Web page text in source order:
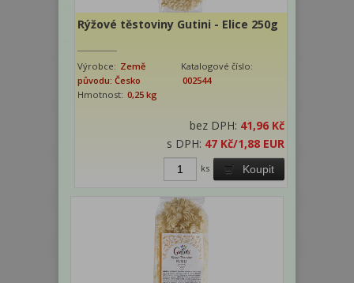
Rýžové těstoviny Gutini - Elice 250g
Výrobce: Země
původu: Česko
Katalogové číslo:
002544
Hmotnost: 0,25 kg
bez DPH: 41,96 Kč
s DPH: 47 Kč/1,88 EUR
Koupit
ks